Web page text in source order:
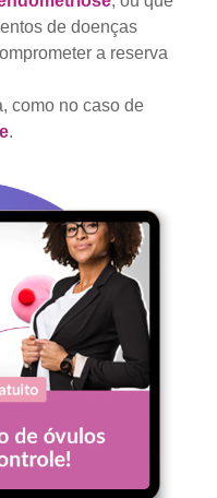
de doenças
a reserva
como no caso de
.